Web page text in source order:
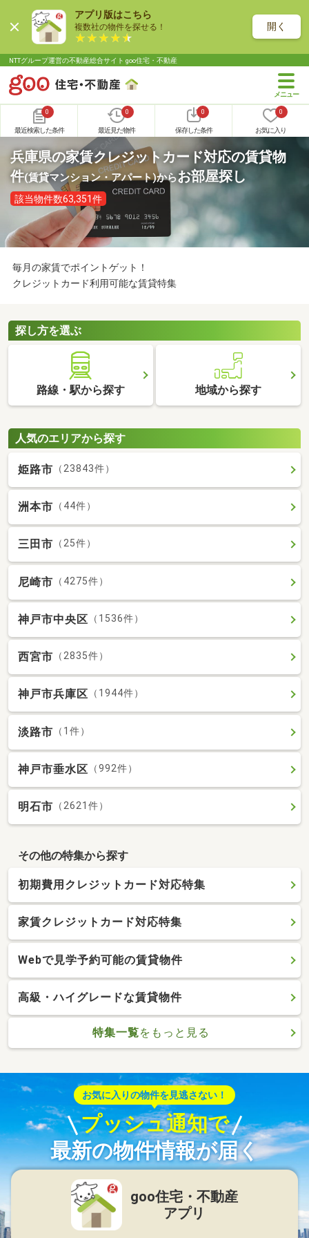
アプリ版はこちら
複数社の物件を探せる！ 開く
NTTグループ運営の不動産総合サイト goo住宅・不動産
0
最近検索した条件
0
最近見た物件
0
保存した条件
0
お気に入り
兵庫県の家賃クレジットカード対応の賃貸物
件(賃貸マンション・アパート)からお部屋探し
該当物件数63,351件
毎月の家賃でポイントゲット！
クレジットカード利用可能な賃貸特集
探し方を選ぶ
路線・駅から探す 地域から探す
人気のエリアから探す
姫路市 （23843件）
洲本市 （44件）
三田市 （25件）
尼崎市 （4275件）
神戸市中央区 （1536件）
西宮市 （2835件）
神戸市兵庫区 （1944件）
淡路市 （1件）
神戸市垂水区 （992件）
明石市 （2621件）
その他の特集から探す
初期費用クレジットカード対応特集
家賃クレジットカード対応特集
Webで見学予約可能の賃貸物件
高級・ハイグレードな賃貸物件
特集一覧をもっと見る
お気に入りの物件を見逃さない！
プッシュ通知で
最新の物件情報が届く
goo住宅・不動産
アプリ